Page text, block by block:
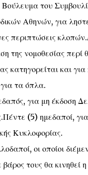
Βούλευμα του
Αθηνών, για
περιπτώσεις
της νομοθεσίας περί
κατηγορείται και
τα όπλα.
για μη έκδοση
(5) ημεδαποί,
Κυκλοφορίας.
οι οποίοι
τους θα κινηθεί η